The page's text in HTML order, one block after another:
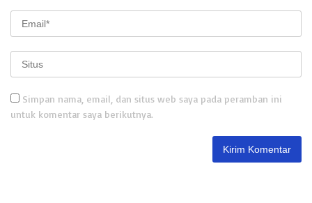
Simpan nama, email, dan situs web saya pada peramban ini
untuk komentar saya berikutnya.